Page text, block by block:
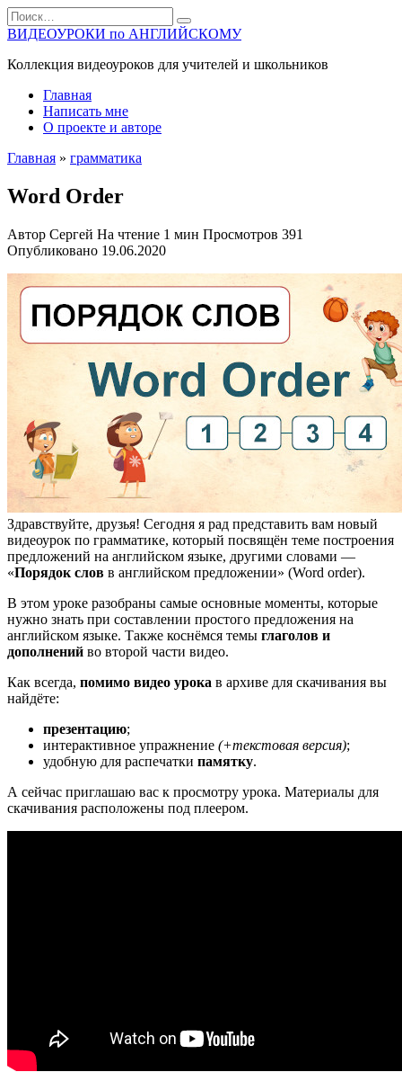
Перейти
к
содержанию
Search
for:
ВИДЕОУРОКИ по АНГЛИЙСКОМУ
Коллекция видеоуроков для учителей и школьников
Главная
Написать мне
О проекте и авторе
Главная » грамматика
Word Order
Автор Сергей На чтение 1 мин Просмотров 391
Опубликовано 19.06.2020
Здравствуйте, друзья! Сегодня я рад представить вам новый
видеоурок по грамматике, который посвящён теме построения
предложений на английском языке, другими словами —
«Порядок слов в английском предложении» (Word order).
В этом уроке разобраны самые основные моменты, которые
нужно знать при составлении простого предложения на
английском языке. Также коснёмся темы глаголов и
дополнений во второй части видео.
Как всегда, помимо видео урока в архиве для скачивания вы
найдёте:
презентацию;
интерактивное упражнение (+текстовая версия);
удобную для распечатки памятку.
А сейчас приглашаю вас к просмотру урока. Материалы для
скачивания расположены под плеером.